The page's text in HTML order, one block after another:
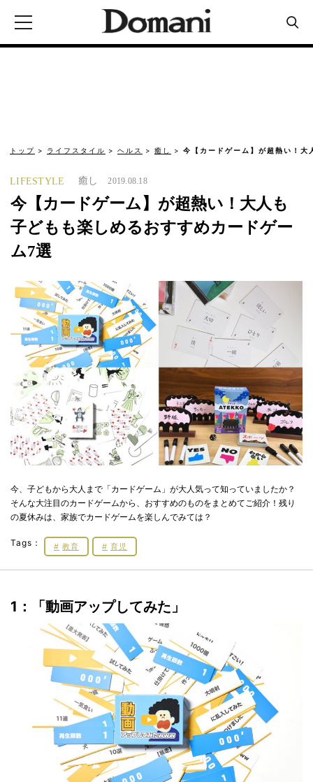
トップ ライフスタイル ヘルス 癒し 今【カードゲーム】が超熱い！
LIFESTYLE 癒し 2019.08.18
今【カードゲーム】が超熱い！大人も
子どもも楽しめるおすすめカードゲー
ム7選
今、子どもから大人まで「カードゲーム」が大人気って知っていましたか？
そんな大注目のカードゲームから、おすすめのものをまとめてご紹介！残り
の夏休みは、家族でカードゲームを楽しんでみては？
Tags： 教育 育児
1：「動画アップしてみた」